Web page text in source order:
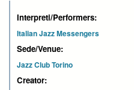
Interpreti/Performers:
Italian Jazz Messengers
Sede/Venue:
Jazz Club Torino
Creator: